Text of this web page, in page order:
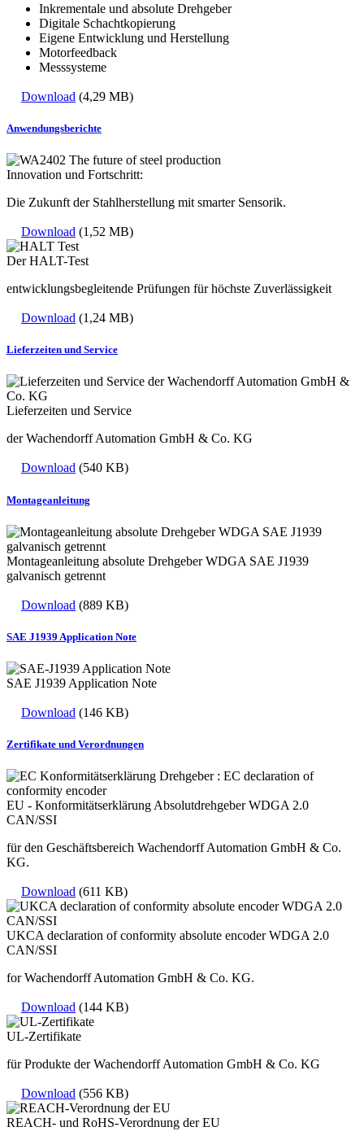
Inkrementale und absolute Drehgeber
Digitale Schachtkopierung
Eigene Entwicklung und Herstellung
Motorfeedback
Messsysteme
Download (4,29 MB)
Anwendungsberichte
Innovation und Fortschritt:
Die Zukunft der Stahlherstellung mit smarter Sensorik.
Download (1,52 MB)
Der HALT-Test
entwicklungsbegleitende Prüfungen für höchste Zuverlässigkeit
Download (1,24 MB)
Lieferzeiten und Service
Lieferzeiten und Service
der Wachendorff Automation GmbH & Co. KG
Download (540 KB)
Montageanleitung
Montageanleitung absolute Drehgeber WDGA SAE J1939
galvanisch getrennt
Download (889 KB)
SAE J1939 Application Note
SAE J1939 Application Note
Download (146 KB)
Zertifikate und Verordnungen
EU - Konformitätserklärung Absolutdrehgeber WDGA 2.0
CAN/SSI
für den Geschäftsbereich Wachendorff Automation GmbH & Co.
KG.
Download (611 KB)
UKCA declaration of conformity absolute encoder WDGA 2.0
CAN/SSI
for Wachendorff Automation GmbH & Co. KG.
Download (144 KB)
UL-Zertifikate
für Produkte der Wachendorff Automation GmbH & Co. KG
Download (556 KB)
REACH- und RoHS-Verordnung der EU